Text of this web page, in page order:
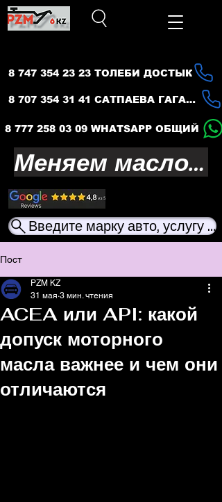
8 747 354 23 23 ТОЛЕБИ ДОСТЫК
8 707 354 31 41 САТПАЕВА ГАГАРИНА
8 777 258 03 09 WHATSAPP ОБЩИЙ
Введите марку авто, услугу
Меняем масло — продлеваем жизнь вашего авто
Пост
ACEA или API: какой
допуск моторного
масла важнее и чем они
отличаются
PZM KZ
31 мая 3 мин. чтения